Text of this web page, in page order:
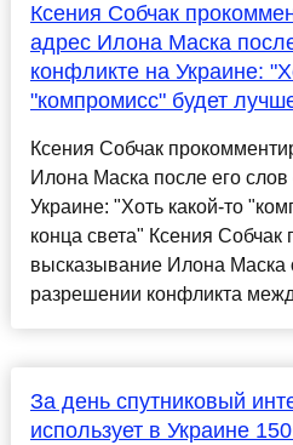
Ксения Собчак
адрес Илона Маска
конфликте на Украине:
"компромисс" будет
Ксения Собчак
Илона Маска после его
Украине: "Хоть какой-то
конца света" Ксения
высказывание Илона Маска
разрешении конфликта
За день спутниковый
использует в Украине